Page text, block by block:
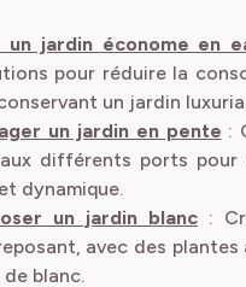
un jardin économe en
pour réduire la
un jardin
un jardin en pente :
différents ports pour
dynamique.
un jardin blanc :
avec des
de blanc.